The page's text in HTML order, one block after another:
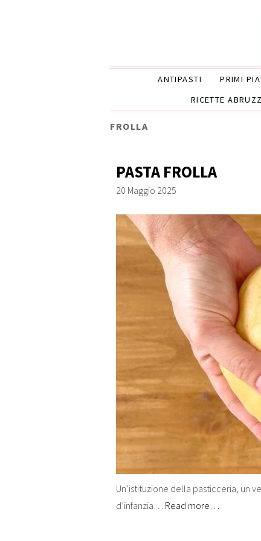
ANTIPASTI PRIMI
RICETTE
FROLLA
PASTA FROLLA
20 Maggio 2025
Un’istituzione della pasticceria, un
d’infanzia… Read more…